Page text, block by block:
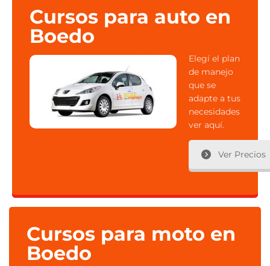
Cursos para auto en
Boedo
Elegí el plan
de manejo
que se
adapte a tus
necesidades
ver aquí.
Ver Precios
Cursos para moto en
Boedo